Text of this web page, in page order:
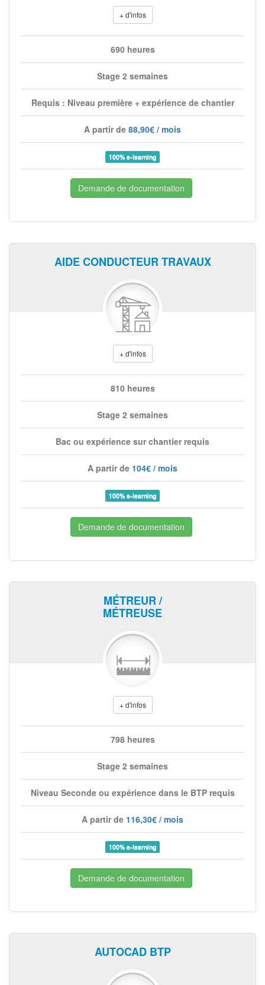
+ d'infos
690 heures
Stage 2 semaines
Requis : Niveau première + expérience de chantier
A partir de 88,90€ / mois
100% e-learning
Demande de documentation
AIDE CONDUCTEUR TRAVAUX
+ d'infos
810 heures
Stage 2 semaines
Bac ou expérience sur chantier requis
A partir de 104€ / mois
100% e-learning
Demande de documentation
MÉTREUR /
MÉTREUSE
+ d'infos
798 heures
Stage 2 semaines
Niveau Seconde ou expérience dans le BTP requis
A partir de 116,30€ / mois
100% e-learning
Demande de documentation
AUTOCAD BTP